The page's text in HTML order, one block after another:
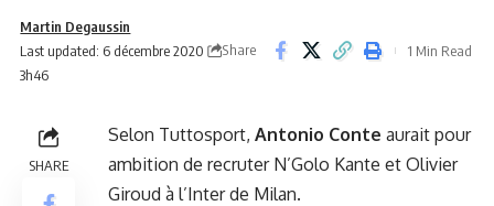
Last updated: 6 décembre 2020
3h46
Martin Degaussin
Share
1 Min Read
SHARE
Selon Tuttosport, Antonio Conte aurait pour
ambition de recruter N’Golo Kante et Olivier
Giroud à l’Inter de Milan.